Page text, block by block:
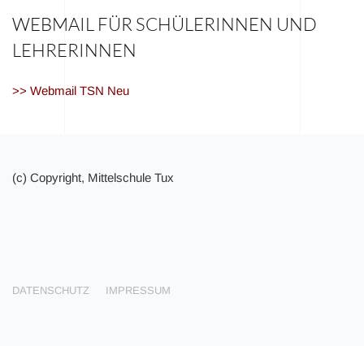
WEBMAIL FÜR SCHÜLERINNEN UND
LEHRERINNEN
>> Webmail TSN Neu
(c) Copyright, Mittelschule Tux
DATENSCHUTZ IMPRESSUM